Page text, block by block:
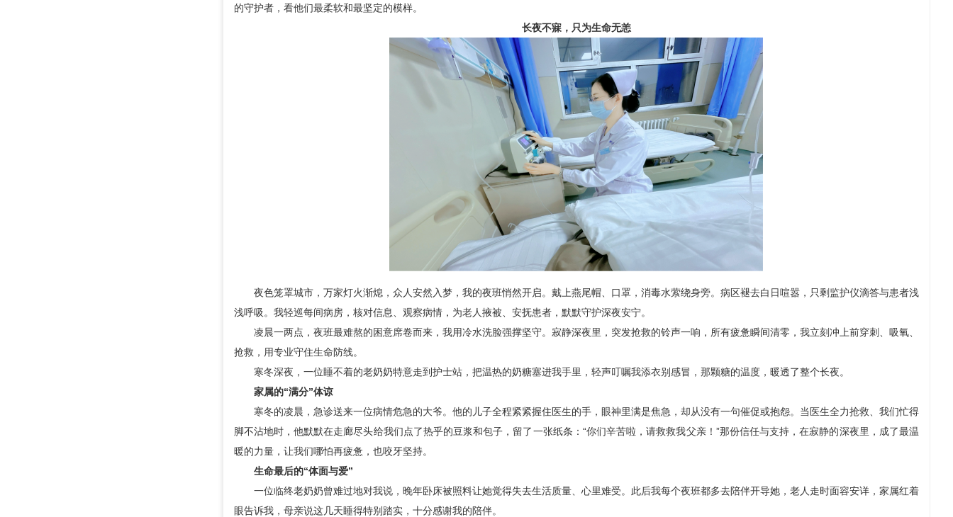
的守护者，看他们最柔软和最坚定的模样。
长夜不寐，只为生命无恙
夜色笼罩城市，万家灯火渐熄，众人安然入梦，我的夜班悄然开启。戴上燕尾帽、口罩，消毒水萦绕身旁。病区褪去白日喧嚣，只剩监护仪滴答与患者浅
浅呼吸。我轻巡每间病房，核对信息、观察病情，为老人掖被、安抚患者，默默守护深夜安宁。
凌晨一两点，夜班最难熬的困意席卷而来，我用冷水洗脸强撑坚守。寂静深夜里，突发抢救的铃声一响，所有疲惫瞬间清零，我立刻冲上前穿刺、吸氧、
抢救，用专业守住生命防线。
寒冬深夜，一位睡不着的老奶奶特意走到护士站，把温热的奶糖塞进我手里，轻声叮嘱我添衣别感冒，那颗糖的温度，暖透了整个长夜。
家属的“满分”体谅
寒冬的凌晨，急诊送来一位病情危急的大爷。他的儿子全程紧紧握住医生的手，眼神里满是焦急，却从没有一句催促或抱怨。当医生全力抢救、我们忙得
脚不沾地时，他默默在走廊尽头给我们点了热乎的豆浆和包子，留了一张纸条：“你们辛苦啦，请救救我父亲！”那份信任与支持，在寂静的深夜里，成了最温
暖的力量，让我们哪怕再疲惫，也咬牙坚持。
生命最后的“体面与爱”
一位临终老奶奶曾难过地对我说，晚年卧床被照料让她觉得失去生活质量、心里难受。此后我每个夜班都多去陪伴开导她，老人走时面容安详，家属红着
眼告诉我，母亲说这几天睡得特别踏实，十分感谢我的陪伴。